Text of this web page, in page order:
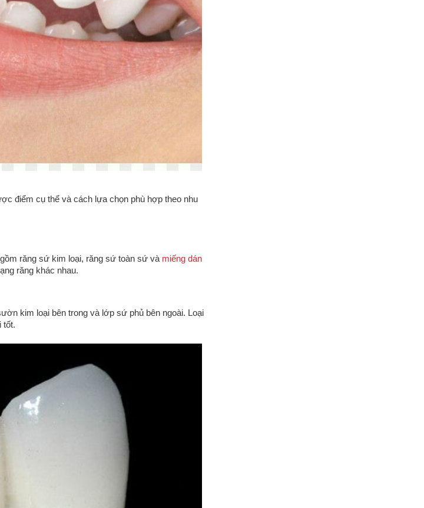
điểm cụ thể và cách lựa chọn phù hợp theo nhu
răng sứ kim loại, răng sứ toàn sứ và miếng dán
răng khác nhau.
kim loại bên trong và lớp sứ phủ bên ngoài. Loại
tốt.